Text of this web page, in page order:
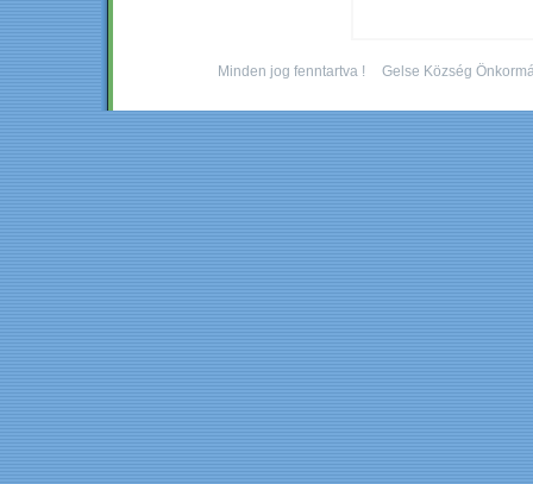
Minden jog fenntartva ! Gelse Község